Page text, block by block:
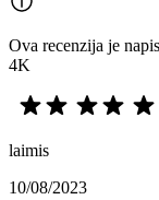
Ova recenzija je
4K
laimis
10/08/2023